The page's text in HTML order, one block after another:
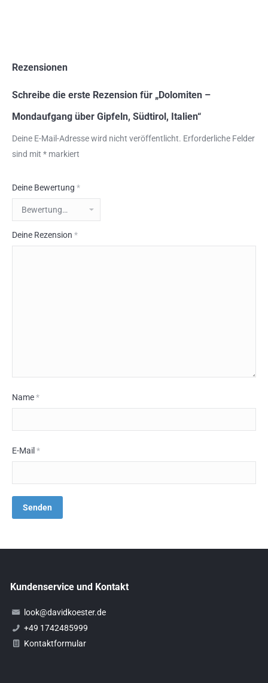
Rezensionen
Schreibe die erste Rezension für „Dolomiten –
Mondaufgang über Gipfeln, Südtirol, Italien“
Deine E-Mail-Adresse wird nicht veröffentlicht. Erforderliche Felder
sind mit * markiert
Deine Bewertung *
Deine Rezension *
Name*
E-Mail *
Kundenservice und Kontakt
look@davidkoester.de
+49 1742485999
Kontaktformular